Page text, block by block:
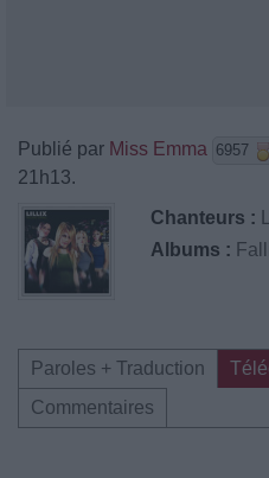
Publié par Miss Emma 6957
21h13.
Chanteurs :
Albums :
Paroles + Traduction
Commentaires